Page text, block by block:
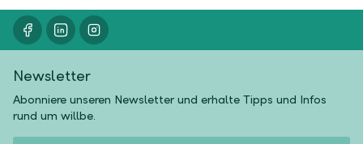
Newsletter
Abonniere unseren Newsletter und erhalte Tipps und Infos
rund um willbe.